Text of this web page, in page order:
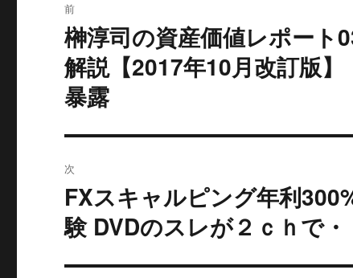
稿
ナ
ビ
ゲ
ー
シ
ョ
ン
前
過
去
の
投
榊淳司の資産価値レポート
解説【2017年10月改訂版
暴露
次
次
の
投
稿:
FXスキャルピング年利
験 DVDのスレが２ｃｈで・